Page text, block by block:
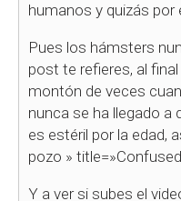
humanos y quizás
Pues los hámsters
post te refieres, al
montón de veces
nunca se ha llegado a
es estéril por la edad,
pozo »
Y a ver si subes el